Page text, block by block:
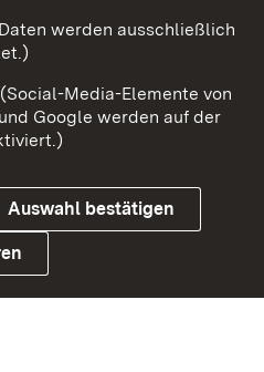
Kontakt
Datenschutz
werden ausschließlich
Media-Elemente von
Google werden auf der
Auswahl bestätigen